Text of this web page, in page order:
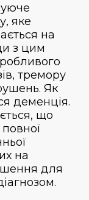
яке
на
з цим
тремору
Як
деменція.
що
на
для